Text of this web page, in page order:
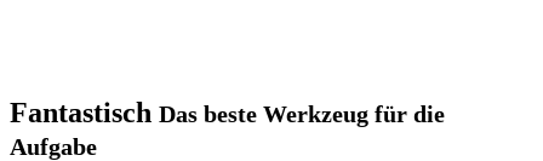
Fantastisch Das beste Werkzeug für die
Aufgabe